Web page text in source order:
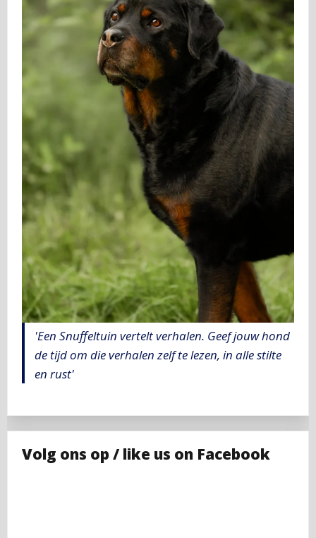
'Een Snuffeltuin vertelt verhalen. Geef jouw hond
de tijd om die verhalen zelf te lezen, in alle stilte
en rust'
Volg ons op / like us on Facebook